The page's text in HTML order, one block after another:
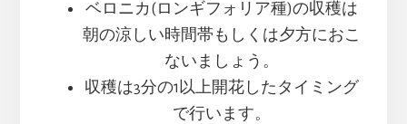
ベロニカ(ロンギフォリア種)の収穫は
朝の涼しい時間帯もしくは夕方におこ
ないましょう。
収穫は3分の1以上開花したタイミング
で行います。